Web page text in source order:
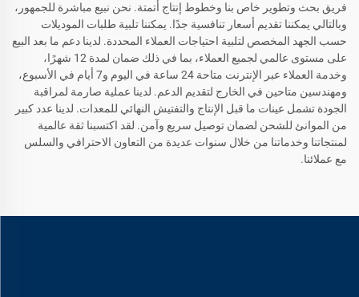
فريق بحث وتطوير خاص بنا وخطوط إنتاج أتمتة. نحن نبيع مباشرة للجمهور،
وبالتالي يمكننا تقديم أسعار تنافسية جدًا. يمكننا تلبية طلبات الموديلات
حسب الجهد المخصص لتلبية احتياجات العملاء المحددة. لدينا دعم ما بعد البيع
على مستوى عالمي لجميع العملاء، بما في ذلك ضمان لمدة 12 شهرًا،
وخدمة العملاء عبر الإنترنت متاحة 24 ساعة في اليوم و7 أيام في الأسبوع،
ومهندسين متاحين في الخارج لتقديم الدعم. لدينا عملية صارمة لمراقبة
الجودة تشمل عينات ما قبل الإنتاج والتفتيش النهائي للمعدات. لدينا عدد كبير
من الموانئ للشحن لضمان توصيل سريع وآمن. لقد اكتسبنا ثقة عالمية
لمنتجاتنا وخدماتنا من خلال سنوات عديدة من التعاون الاحترافي والسلس
مع عملائنا.